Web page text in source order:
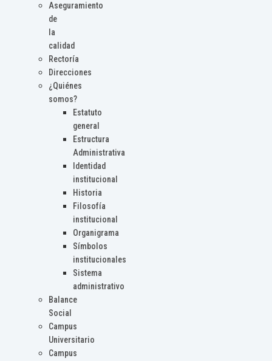
Aseguramiento
de
la
calidad
Rectoría
Direcciones
¿Quiénes
somos?
Estatuto
general
Estructura
Administrativa
Identidad
institucional
Historia
Filosofía
institucional
Organigrama
Símbolos
institucionales
Sistema
administrativo
Balance
Social
Campus
Universitario
Campus